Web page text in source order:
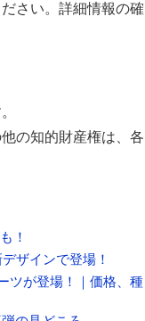
さい。詳細情報の確
の知的財産権は、各
！
ザインで登場！
ツが登場！｜価格、種